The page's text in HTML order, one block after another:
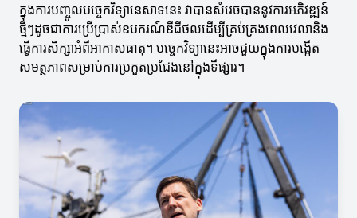
ក្នុងការបញ្ចូលបច្ចេកវិទ្យានេសាទនេះ វាបានសំរេចបាននូវការអភិវឌ្ឍន៍
ថ្មីៗដូចជាការប្រើប្រាស់ឧបករណ៍ឌីជីថលដើម្បីគ្រប់គ្រងពេលវេលានិង
ធ្វើការសិក្សាអំពីអាកាសធាតុ។ បច្ចេកវិទ្យានេះអាចជួយក្នុងការបង្កើត
សមត្ថភាពសម្រាប់ការប្រកួតប្រជែងនៅក្នុងទីផ្សារ។